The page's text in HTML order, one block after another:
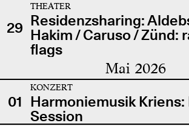
29
THEATER
Residenzsharing:
Hakim / Caruso / Zünd:
flags
Mai 2026
01
KONZERT
Harmoniemusik Kriens:
Session